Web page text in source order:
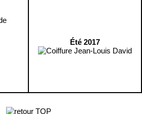
Été 2017